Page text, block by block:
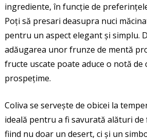
ingrediente, în funcție de
Poți să presari deasupra nuci
pentru un aspect elegant și simplu.
adăugarea unor frunze de mentă
fructe uscate poate aduce o notă de
prospețime.
Coliva se servește de obicei la
ideală pentru a fi savurată alături
fiind nu doar un desert, ci și un